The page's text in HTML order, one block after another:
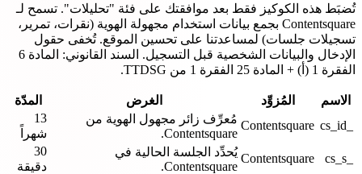
تُضبَط هذه الكوكيز فقط بعد موافقتك على فئة "تحليلات". تسمح لـ
Contentsquare بجمع بيانات استخدام مجهولة الهوية (نقرات، تمرير،
تسجيلات جلسات) لمساعدتنا على تحسين الموقع. تُخفى حقول
الإدخال والبيانات الشخصية قبل التسجيل. السند القانوني: المادة 6
الفقرة 1 (أ) + المادة 25 الفقرة 1 من TTDSG.
الاسم المُزوِّد الغرض
المدّة
Contentsquare مُعرِّف زائر مجهول الهوية من
Contentsquare.
13
شهراً
Contentsquare يُحدِّد الجلسة الحالية في
Contentsquare.
30
دقيقة